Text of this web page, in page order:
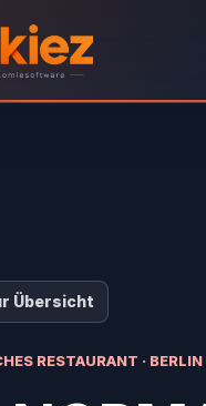
Übersicht
RESTAURANT · BERLIN